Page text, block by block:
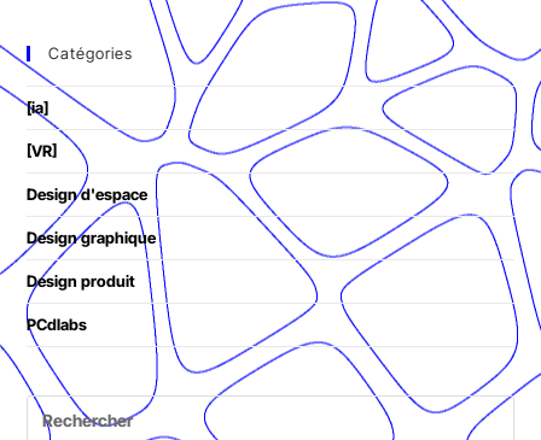
Catégories
[ia]
[VR]
Design d'espace
Design graphique
Design produit
PCdlabs